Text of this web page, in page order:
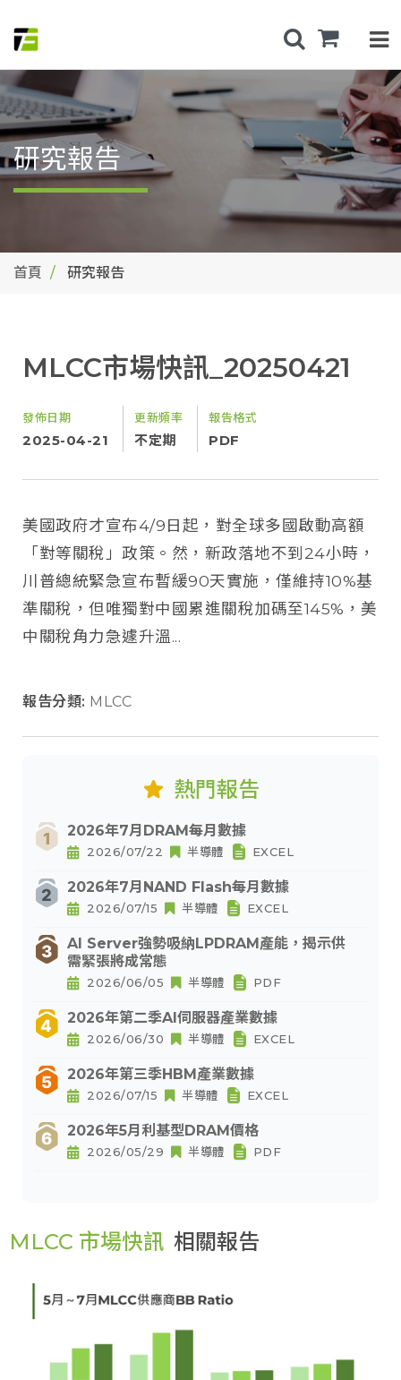
研究報告
首頁 研究報告
MLCC市場快訊_20250421
發佈日期
2025-04-21
更新頻率
不定期
報告格式
PDF
美國政府才宣布4/9日起，對全球多國啟動高額
「對等關稅」政策。然，新政落地不到24小時，
川普總統緊急宣布暫緩90天實施，僅維持10%基
準關稅，但唯獨對中國累進關稅加碼至145%，美
中關稅角力急遽升溫...
報告分類: MLCC
熱門報告
2026年7月DRAM每月數據
2026/07/22 半導體 EXCEL
2026年7月NAND Flash每月數據
2026/07/15 半導體 EXCEL
AI Server強勢吸納LPDRAM產能，揭示供
需緊張將成常態
2026/06/05 半導體 PDF
2026年第二季AI伺服器產業數據
2026/06/30 半導體 EXCEL
2026年第三季HBM產業數據
2026/07/15 半導體 EXCEL
2026年5月利基型DRAM價格
2026/05/29 半導體 PDF
MLCC 市場快訊 相關報告